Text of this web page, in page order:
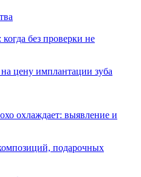
без проверки не
цену имплантации зуба
охлаждает: выявление и
подарочных